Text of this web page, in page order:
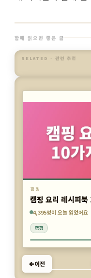
함께 읽으면 좋은 글
RELATED · 관련 추천
7,033명이 오늘 읽었
캠핑
캠핑 요리 레시피
4,395명이 오늘 읽었어요
캠핑
6,771명이 오늘 읽었
이전